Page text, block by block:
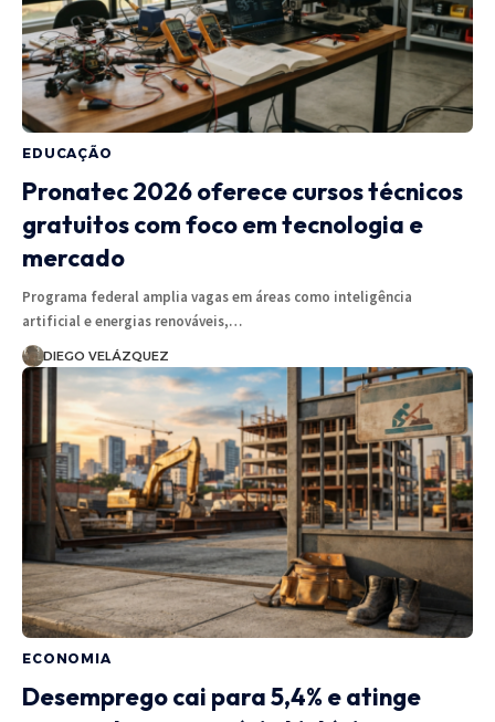
EDUCAÇÃO
Pronatec 2026 oferece cursos técnicos
gratuitos com foco em tecnologia e
mercado
Programa federal amplia vagas em áreas como inteligência
artificial e energias renováveis,…
DIEGO VELÁZQUEZ
ECONOMIA
Desemprego cai para 5,4% e atinge